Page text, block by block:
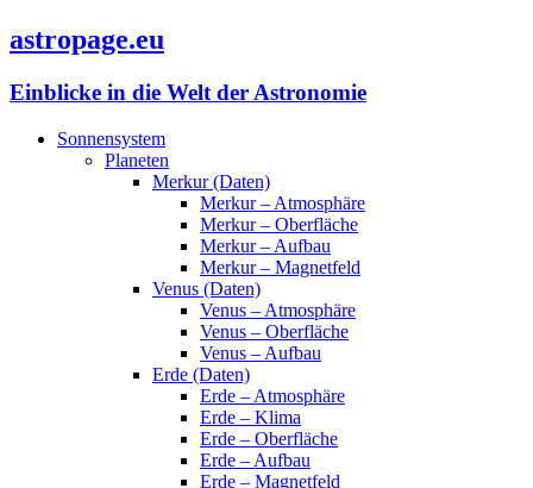
astropage.eu
Einblicke in die Welt der Astronomie
Sonnensystem
Planeten
Merkur (Daten)
Merkur – Atmosphäre
Merkur – Oberfläche
Merkur – Aufbau
Merkur – Magnetfeld
Venus (Daten)
Venus – Atmosphäre
Venus – Oberfläche
Venus – Aufbau
Erde (Daten)
Erde – Atmosphäre
Erde – Klima
Erde – Oberfläche
Erde – Aufbau
Erde – Magnetfeld